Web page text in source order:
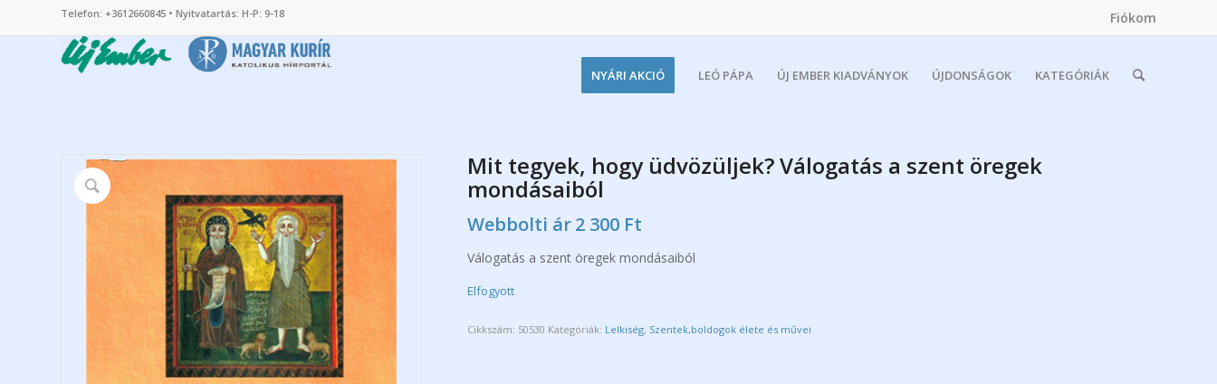
Fiókom
Telefon: +3612660845 • Nyitvatartás: H-P: 9-18
NYÁRI AKCIÓ LEÓ PÁPA ÚJ EMBER KIADVÁNYOK ÚJDONSÁGOK KATEGÓRIÁK
Mit tegyek, hogy üdvözüljek? Válogatás a szent öregek
mondásaiból
Webbolti ár2 300 Ft
Válogatás a szent öregek mondásaiból
Elfogyott
Cikkszám: 50530 Kategóriák: Lelkiség, Szentek,boldogok élete és művei